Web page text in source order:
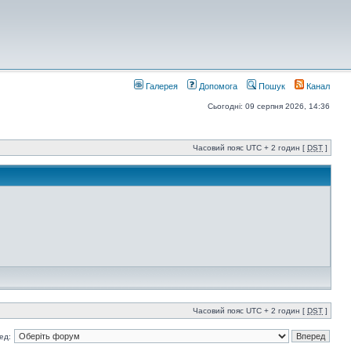
Галерея Допомога Пошук Канал
Сьогодні: 09 серпня 2026, 14:36
Часовий пояс UTC + 2 годин [ DST ]
Часовий пояс UTC + 2 годин [ DST ]